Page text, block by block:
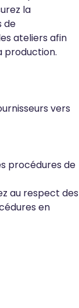
la
de
ateliers afin
production.
vers
procédures de
au respect des
en